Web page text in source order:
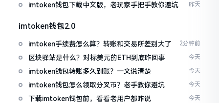
imtoken钱包下载中文版，老玩家手把手教你避坑 昨天
imtoken钱包2.0
imtoken手续费怎么算？转账和交易所差别大了 2分钟前
区块驿站是什么？对标美元的ETH到底咋回事 今天
imtoken钱包转账多久到账？一文说清楚 今天
imtoken钱包怎么领取分叉币？老手教你避坑 今天
下载imtoken钱包前，看看老用户都咋说 今天